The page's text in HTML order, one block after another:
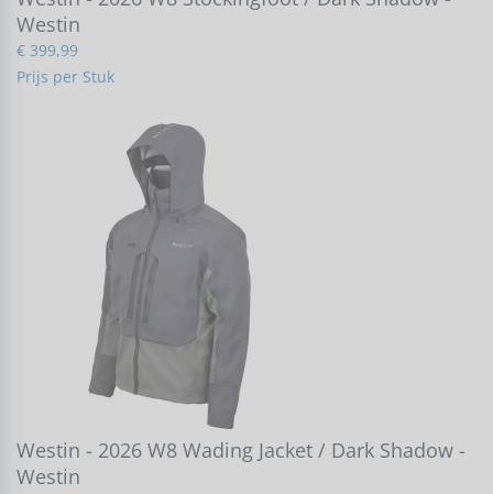
Westin
€ 399,99
Prijs per Stuk
Westin - 2026 W8 Wading Jacket / Dark Shadow -
Westin